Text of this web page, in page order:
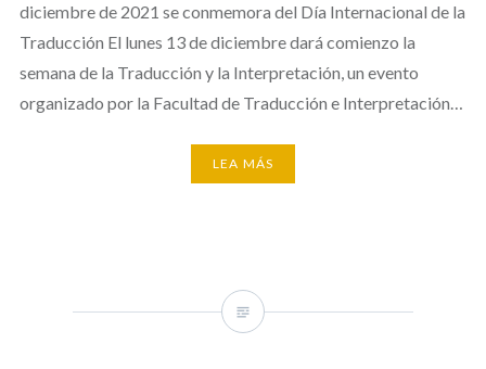
diciembre de 2021 se conmemora del Día Internacional de la
Traducción El lunes 13 de diciembre dará comienzo la
semana de la Traducción y la Interpretación, un evento
organizado por la Facultad de Traducción e Interpretación…
LEA MÁS